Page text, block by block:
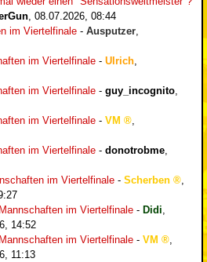
08.07.2026, 08:44
im Viertelfinale - Ausputzer
im Viertelfinale - Ulrich
im Viertelfinale - guy_incognito
im Viertelfinale - VM
im Viertelfinale - donotrobme
im Viertelfinale - Scherben
im Viertelfinale - Didi
14:52
im Viertelfinale - VM
11:13